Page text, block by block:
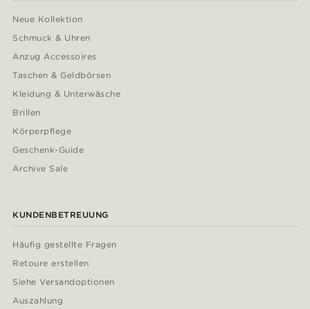
Neue Kollektion
Schmuck & Uhren
Anzug Accessoires
Taschen & Geldbörsen
Kleidung & Unterwäsche
Brillen
Körperpflege
Geschenk-Guide
Archive Sale
KUNDENBETREUUNG
Häufig gestellte Fragen
Retoure erstellen
Siehe Versandoptionen
Auszahlung